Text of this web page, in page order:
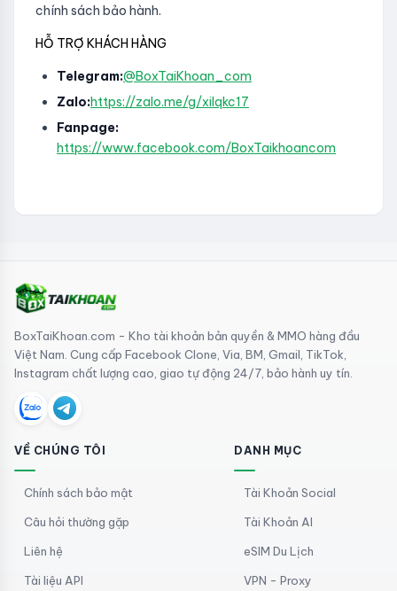
chính sách bảo hành.
HỖ TRỢ KHÁCH HÀNG
Telegram:@BoxTaiKhoan_com
Zalo:https://zalo.me/g/xilqkc17
Fanpage:
https://www.facebook.com/BoxTaikhoancom
BoxTaiKhoan.com - Kho tài khoản bản quyền & MMO hàng đầu
Việt Nam. Cung cấp Facebook Clone, Via, BM, Gmail, TikTok,
Instagram chất lượng cao, giao tự động 24/7, bảo hành uy tín.
VỀ CHÚNG TÔI
Chính sách bảo mật
Câu hỏi thường gặp
Liên hệ
Tài liệu API
DANH MỤC
Tài Khoản Social
Tài Khoản AI
eSIM Du Lịch
VPN - Proxy